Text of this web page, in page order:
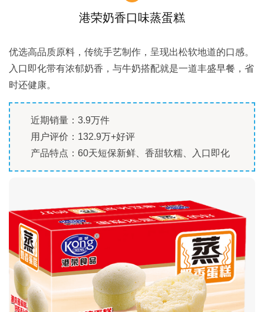
港荣奶香口味蒸蛋糕
优选高品质原料，传统手艺制作，呈现出松软地道的口感。
入口即化带有浓郁奶香，与牛奶搭配就是一道丰盛早餐，省
时还健康。
近期销量：3.9万件
用户评价：132.9万+好评
产品特点：60天短保新鲜、香甜软糯、入口即化